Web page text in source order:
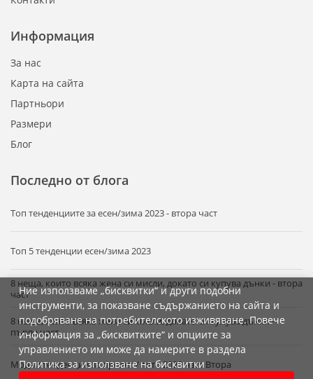
Ние използваме „бисквитки“ и други подобни
инструменти, за показване съдържанието на сайта и
подобряване на потребителското изживяване. Повече
информация за „бисквитките“ и опциите за
управлението им може да намерите в раздела
Политика за използване на бисквитки
Информация
За нас
Карта на сайта
Партньори
Размери
Блог
Последно от блога
Tоп тенденциите за есен/зима 2023 - втора част
Топ 5 тенденции есен/зима 2023
8 неща, които всяка жена си мисли, докато си купува дънки - втора
част
8 неща, която всяка жена си мисли, докато си купува дънки -
първа част
Модни тенденции за пролет / лято 2020 част Втора